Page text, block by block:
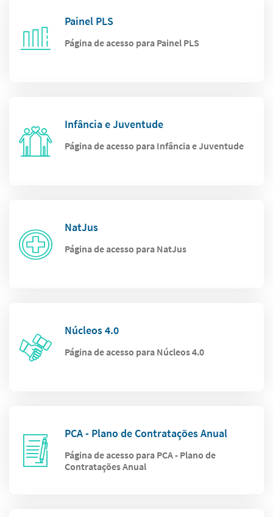
Painel PLS
Página de acesso para Painel PLS
Infância e Juventude
Página de acesso para Infância e Juventude
NatJus
Página de acesso para NatJus
Núcleos 4.0
Página de acesso para Núcleos 4.0
PCA - Plano de Contratações Anual
Página de acesso para PCA - Plano de
Contratações Anual